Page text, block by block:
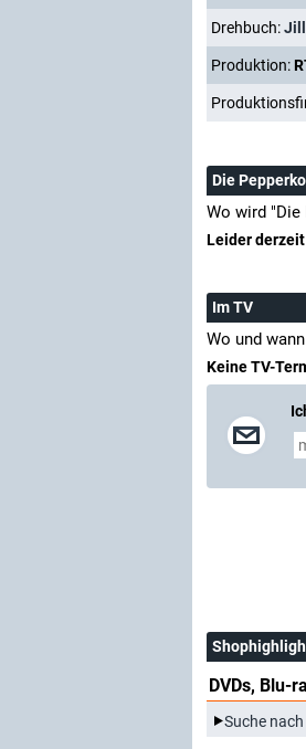
Drehbuch:
Produktion:
Die
Wo wird "Die
Leider
Im TV
Wo und
Keine TV-
DVDs, Blu-
Suche nach